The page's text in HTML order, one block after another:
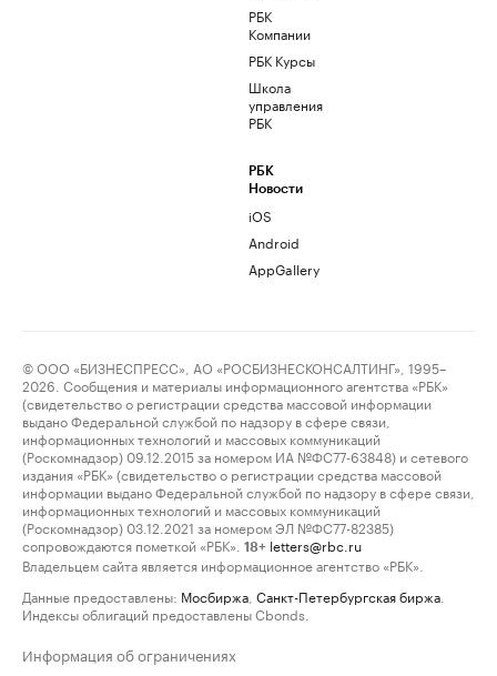
РБК
Компании
РБК Курсы
Школа
управления
РБК
РБК
Новости
iOS
Android
AppGallery
© ООО «БИЗНЕСПРЕСС», АО «РОСБИЗНЕСКОНСАЛТИНГ», 1995–
2026. Сообщения и материалы информационного агентства «РБК»
(свидетельство о регистрации средства массовой информации
выдано Федеральной службой по надзору в сфере связи,
информационных технологий и массовых коммуникаций
(Роскомнадзор) 09.12.2015 за номером ИА №ФС77-63848) и сетевого
издания «РБК» (свидетельство о регистрации средства массовой
информации выдано Федеральной службой по надзору в сфере связи,
информационных технологий и массовых коммуникаций
(Роскомнадзор) 03.12.2021 за номером ЭЛ №ФС77-82385)
сопровождаются пометкой «РБК».
18+ letters@rbc.ru
Владельцем сайта является информационное агентство «РБК».
Данные предоставлены: Мосбиржа Санкт-Петербургская биржа
Индексы облигаций предоставлены Cbonds.
Информация об ограничениях